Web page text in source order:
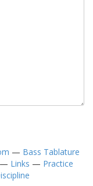
— Bass Tablature
— Links — Practice